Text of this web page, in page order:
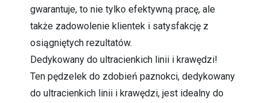
gwarantuje, to nie tylko efektywną pracę, ale
także zadowolenie klientek i satysfakcję z
osiągniętych rezultatów.
Dedykowany do ultracienkich linii i krawędzi!
Ten pędzelek do zdobień paznokci, dedykowany
do ultracienkich linii i krawędzi, jest idealny do